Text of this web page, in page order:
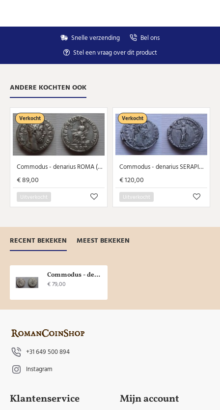
Snelle verzending
Bel ons
Stel een vraag over dit product
ANDERE KOCHTEN OOK
Verkocht
Commodus - denarius ROMA (N2104)
€ 89,00
Uitverkocht
Verkocht
Commodus - denarius SERAPIDI CONSERV AVG zeldzaam! (D21117)
€ 120,00
Uitverkocht
RECENT BEKEKEN MEEST BEKEKEN
Commodus - denarius offerende Genius schaars (N2154)
€ 79,00
+31 649 500 894
Instagram
Klantenservice Mijn account